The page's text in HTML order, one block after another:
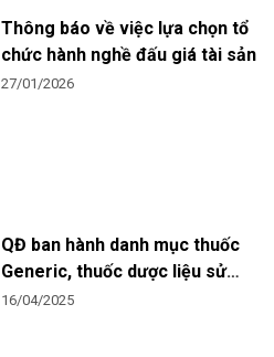
Thông báo về việc lựa chọn tổ
chức hành nghề đấu giá tài sản
27/01/2026
QĐ ban hành danh mục thuốc
Generic, thuốc dược liệu sử
dụng tại Bệnh viện Mắt năm
16/04/2025